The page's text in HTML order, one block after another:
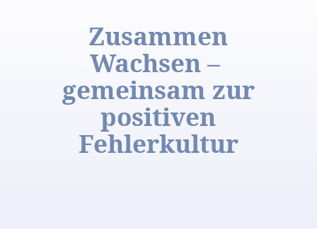
Zusammen
Wachsen –
gemeinsam zur
positiven
Fehlerkultur